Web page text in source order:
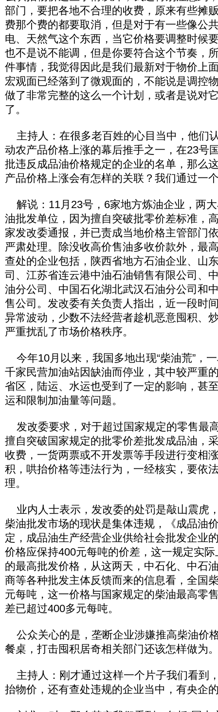
部门，要把各地不合理的收费，原来有些摊
费那个费的都要取消，但是对于有一些像公
电、天然气这个东西，当它价格要调整时候
也不是说不能调，但是你要符合这个节奏，
件事情，我觉得因此是我们最新对于物价上
宏观面已经落到了微观面的，不能说是调控
做了非常完整的这么一个计划，或者是说对
了。
主持人：在很多老百姓的心目当中，他们
动农产品价格上涨的幕后推手之一，在23号
批违反成品油价格规定的企业的名单，那么
产品价格上涨会有怎样的关联？我们通过一
解说：11月23号，6家地方炼油企业，两
油批发单位，因为擅自突破批零价差标准，
家发改委通报，并已责成当地价格主管部门
严肃处理。除没收高价售油多收价款外，最
查处的企业包括，陕西省地方石油企业、山
司、江苏省连云港中油石油销售有限公司、
油分公司、中国石化湖北武汉石油分公司和
售公司。发改委有关负责人指出，近一段时
异常波动，少数不法经营者趁机恶意囤积、
严重扰乱了市场价格秩序。
今年10月以来，我国多地出现“柴油荒”，
千家民营加油站因缺油而停业，其中较严重
省区，陆运、水运也受到了一定的影响，甚
运和限制加油量等问题。
发改委要求，对于超过国家规定的零售最
擅自突破国家规定的批零价差批发成品油，
收费，一货两票或不开发票等手段进行变相
积，哄抬价格等违法行为，一经核实，要依
理。
业内人士表示，发改委的处罚是敲山震虎
柴油批发市场的现状是集体违规，《成品油
定，成品油生产经营企业供给社会批发企业
价格应保持400元每吨的价差，这一规定实
的最高批发价格，从这两天，中石化、中石
商等各种批发主体反馈而来的信息看，全国
元每吨，这一价格与国家规定的柴油最高零
差已超过400多元每吨。
公众关心的是，垄断企业涉嫌推高柴油价
餐桌，打击囤积居奇相关部门还该怎样做为
主持人：刚才通过这样一个片子我们看到
抬物价，还有查处违规的企业当中，有央企